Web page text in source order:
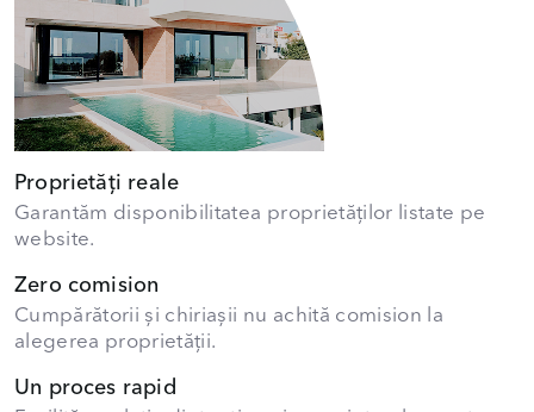
Proprietăți reale
Garantăm disponibilitatea proprietăților listate pe
website.
Zero comision
Cumpărătorii și chiriașii nu achită comision la
alegerea proprietății.
Un proces rapid